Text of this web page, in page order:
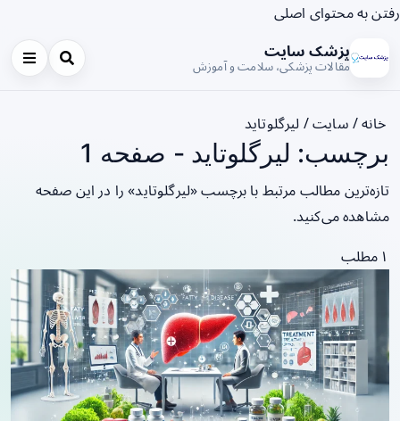
رفتن به محتوای اصلی
پزشک سایت
مقالات پزشکی، سلامت و آموزش
خانه/ سایت/ لیرگلوتاید
برچسب: لیرگلوتاید - صفحه 1
تازه‌ترین مطالب مرتبط با برچسب «لیرگلوتاید» را در این صفحه
مشاهده می‌کنید.
۱ مطلب